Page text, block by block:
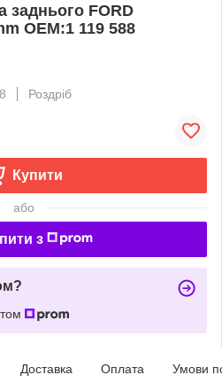
заднього FORD
OEM:1 119 588
Роздріб
Купити
або
з
Доставка Оплата Умови